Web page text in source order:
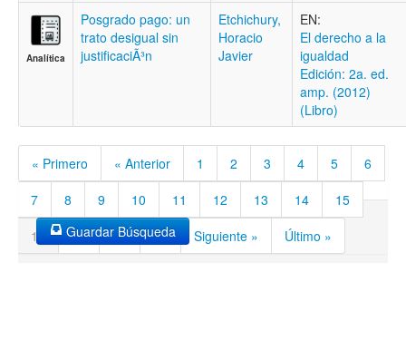
Analítica
Posgrado pago: un
trato desigual sin
justificaciÃ³n
Etchichury,
Horacio
Javier
EN:
El derecho a la
igualdad
Edición: 2a. ed.
amp. (2012)
(Libro)
« Primero « Anterior 1 2 3 4 5
6
7
8 9 10 11 12 13 14
15
16
17 18 19 Siguiente » Último »
Guardar Búsqueda